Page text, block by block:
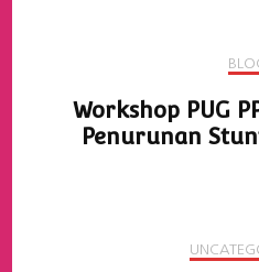
Workshop PUG
Penurunan